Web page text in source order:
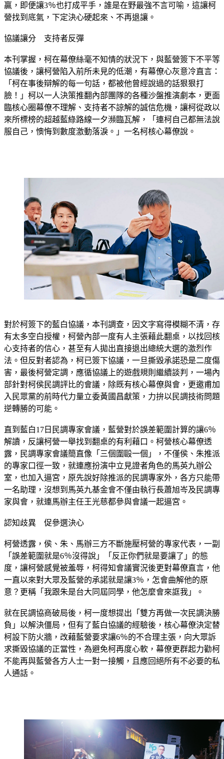
是看不下去，遑論6份民調柯贏了5份，連國民黨內參數字都
贏，即便讓3％也打成平手，誰是在野最強不言可喻，這讓柯
本刊掌握，柯在幕僚絲毫不知情的狀況下，與藍營簽下不平等
協議後，讓柯營陷入前所未見的低潮，有幕僚心灰意冷直言：
「柯在事後辯解的每一句話，都被他曾經說過的話狠狠打
臉！」柯以一人決策推翻內部團隊的各種沙盤推演劇本，更面
臨核心圈幕僚不理解、支持者不諒解的誠信危機，讓柯從政以
來所標榜的超越藍綠路線一夕瀕臨瓦解，「連柯自己都無法說
對於柯簽下的藍白協議，本刊調查，因文字寫得模糊不清，存
有太多空白授權，柯營內部一度有人主張藉此翻桌，以找回核
心支持者的信心，甚至有人拋出直接退出總統大選的激烈作
法。但反對者認為，柯已簽下協議，一旦撕毀承諾恐是二度傷
害，最後柯營定調，應循協議上的遊戲規則繼續談判，一場內
部針對柯侯民調評比的會議，除既有核心幕僚與會，更邀甫加
入民眾黨的前時代力量立委黃國昌獻策，力拚以民調技術問題
直到藍白17日民調專家會議，藍營對於誤差範圍計算的讓6％
解讀，反讓柯營一舉找到翻桌的有利藉口。柯營核心幕僚透
露，民調專家會議簡直像「三個圍毆一個」，不僅侯、朱推派
的專家口徑一致，就連應扮演中立見證者角色的馬英九辦公
室，也加入逼宮，原先說好除推派的民調專家外，各方只能帶
一名助理，沒想到馬英九基金會不僅由執行長蕭旭岑及民調專
柯營透露，侯、朱、馬辦三方不斷施壓柯營的專家代表，一副
「誤差範圍就是6％沒得說」「反正你們就是要讓了」的態
度，讓柯營感覺被羞辱，柯得知會議實況後更對幕僚直言，他
一直以來對大眾及藍營的承諾就是讓3％，怎會曲解他的原
就在民調協商破局後，柯一度想提出「雙方再做一次民調決勝
負」以解決僵局，但有了藍白協議的經驗後，核心幕僚決定替
柯設下防火牆，改藉藍營要求讓6％的不合理主張，向大眾訴
求撕毀協議的正當性，為避免柯再度心軟，幕僚更群起力勸柯
不能再與藍營各方人士一對一接觸，且應回絕所有不必要的私